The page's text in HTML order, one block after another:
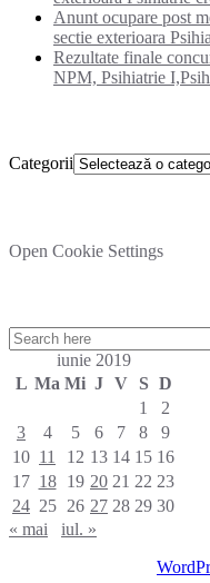
Anunt ocupare post
sectie exterioara
Rezultate finale
NPM, Psihiatrie
Categorii
Open Cookie Settings
iunie 2019
L Ma Mi J V S D
1
2
3
4 5 6 7 8
9
10 11 12 13 14 15 16
17 18 19 20 21 22 23
24 25 26 27 28 29 30
« mai
iul. »